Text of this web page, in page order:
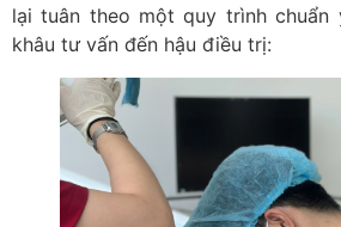
lại tuân theo một quy trình
khâu tư vấn đến hậu điều trị: